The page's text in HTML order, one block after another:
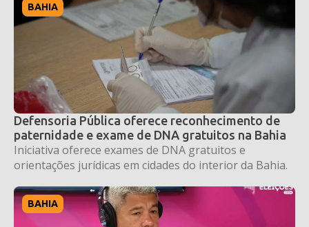
BAHIA
Defensoria Pública oferece reconhecimento de
paternidade e exame de DNA gratuitos na Bahia
Iniciativa oferece exames de DNA gratuitos e
orientações jurídicas em cidades do interior da Bahia.
BAHIA